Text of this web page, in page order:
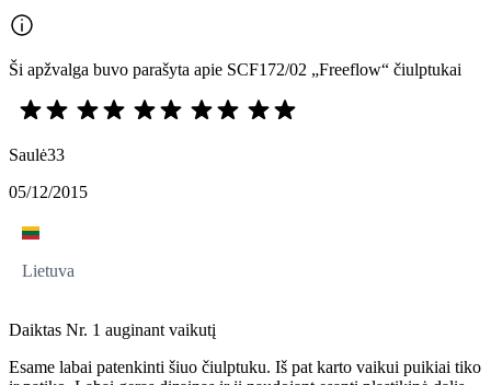
Ši apžvalga buvo parašyta apie SCF172/02 „Freeflow“ čiulptukai
Saulė33
05/12/2015
Lietuva
Daiktas Nr. 1 auginant vaikutį
Esame labai patenkinti šiuo čiulptuku. Iš pat karto vaikui puikiai tiko